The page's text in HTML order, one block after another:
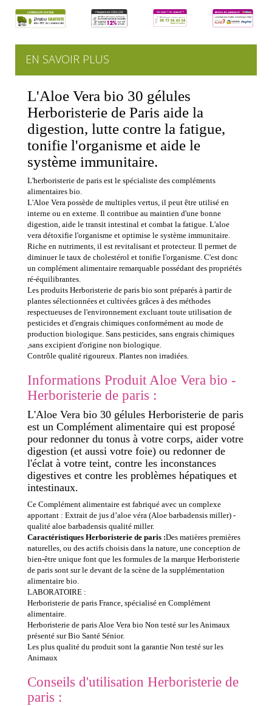
EN SAVOIR PLUS
L'Aloe Vera bio 30 gélules
Herboristerie de Paris aide la
digestion, lutte contre la fatigue,
tonifie l'organisme et aide le
système immunitaire.
L'herboristerie de paris est le spécialiste des compléments
alimentaires bio.
L'Aloe Vera possède de multiples vertus, il peut être utilisé en
interne ou en externe. Il contribue au maintien d'une bonne
digestion, aide le transit intestinal et combat la fatigue. L'aloe
vera détoxifie l'organisme et optimise le système immunitaire.
Riche en nutriments, il est revitalisant et protecteur. Il permet de
diminuer le taux de cholestérol et tonifie l'organisme. C'est donc
un complément alimentaire remarquable possédant des propriétés
ré-équilibrantes.
Les produits Herboristerie de paris bio sont préparés à partir de
plantes sélectionnées et cultivées grâces à des méthodes
respectueuses de l'environnement excluant toute utilisation de
pesticides et d'engrais chimiques conformément au mode de
production biologique. Sans pesticides, sans engrais chimiques
,sans excipient d'origine non biologique.
Contrôle qualité rigoureux. Plantes non irradiées.
Informations Produit Aloe Vera bio -
Herboristerie de paris :
L'Aloe Vera bio 30 gélules Herboristerie de paris
est un Complément alimentaire qui est proposé
pour redonner du tonus à votre corps, aider votre
digestion (et aussi votre foie) ou redonner de
l'éclat à votre teint, contre les inconstances
digestives et contre les problèmes hépatiques et
intestinaux.
Ce Complément alimentaire est fabriqué avec un complexe
apportant : Extrait de jus d’aloe véra (Aloe barbadensis miller) -
qualité aloe barbadensis qualité miller.
Caractéristiques Herboristerie de paris :Des matières premières
naturelles, ou des actifs choisis dans la nature, une conception de
bien-être unique font que les formules de la marque Herboristerie
de paris sont sur le devant de la scène de la supplémentation
alimentaire bio.
LABORATOIRE :
Herboristerie de paris France, spécialisé en Complément
alimentaire.
Herboristerie de paris Aloe Vera bio Non testé sur les Animaux
présenté sur Bio Santé Sénior.
Les plus qualité du produit sont la garantie Non testé sur les
Animaux
Conseils d'utilisation Herboristerie de
paris :